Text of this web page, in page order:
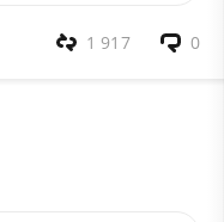
0
1 917